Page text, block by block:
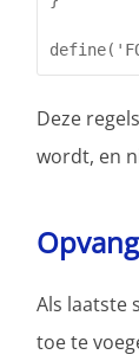
Deze
wordt, en
Als laatste
toe te